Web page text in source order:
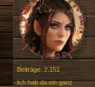
Beiträge: 2.151
Ich hab da ein ganz